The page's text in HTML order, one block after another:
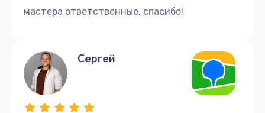
мастера ответственные, спасибо!
Сергей